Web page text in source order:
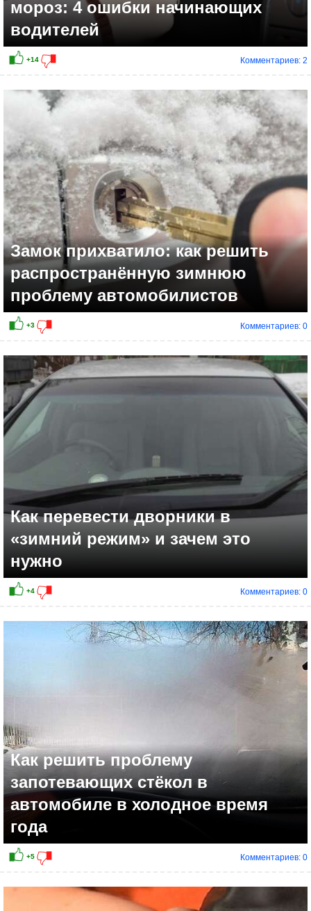
мороз: 4 ошибки начинающих
водителей
Комментариев: 2
Замок прихватило: как решить
распространённую зимнюю
проблему автомобилистов
Комментариев: 0
Как перевести дворники в
«зимний режим» и зачем это
нужно
Комментариев: 0
Как решить проблему
запотевающих стёкол в
автомобиле в холодное время
года
Комментариев: 0